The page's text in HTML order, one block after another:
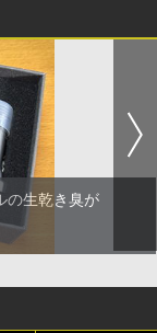
の生乾き臭が